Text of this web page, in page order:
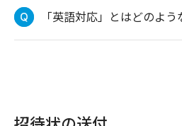
「英語対応」とはどのよ